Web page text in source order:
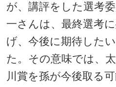
が、講評をした選考
一さんは、最終選考
げ、今後に期待した
た。その意味では、
川賞を孫が今後取る